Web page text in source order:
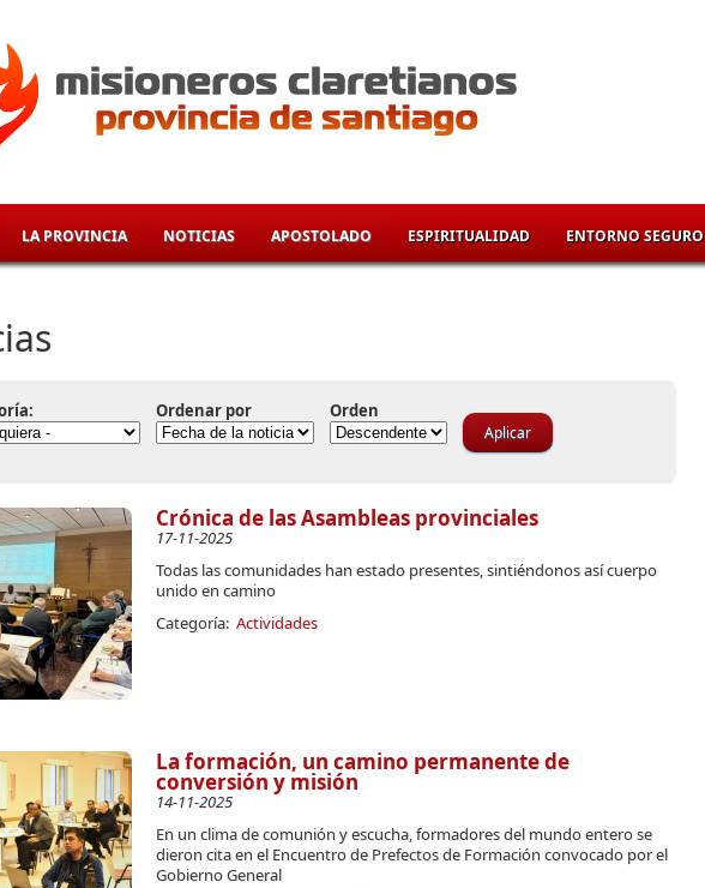
LA PROVINCIA NOTICIAS APOSTOLADO ESPIRITUALIDAD ENTORNO SEGURO
usted aquí
Ordenar por Orden
Crónica de las Asambleas provinciales
17-11-2025
Todas las comunidades han estado presentes, sintiéndonos así cuerpo
unido en camino
Categoría: Actividades
La formación, un camino permanente de
conversión y misión
14-11-2025
En un clima de comunión y escucha, formadores del mundo entero se
dieron cita en el Encuentro de Prefectos de Formación convocado por el
Gobierno General